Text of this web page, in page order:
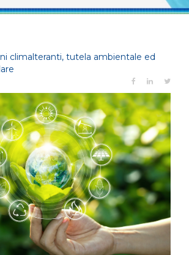
climalteranti, tutela ambientale ed